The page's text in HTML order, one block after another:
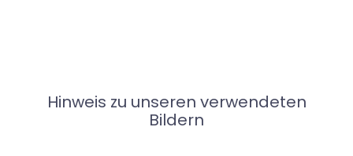
Hinweis zu unseren verwendeten
Bildern